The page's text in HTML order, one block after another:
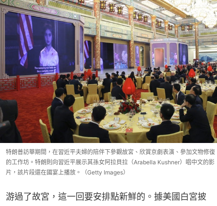
特朗普訪華期間，在習近平夫婦的陪伴下參觀故宮、欣賞京劇表演、參加文物修復
的工作坊。特朗則向習近平展示其孫女阿拉貝拉（Arabella Kushner）唱中文的影
片，該片段還在國宴上播放。（Getty Images）
游過了故宮，這一回要安排點新鮮的。據美國白宮披